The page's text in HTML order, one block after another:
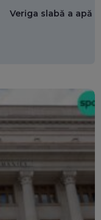
Veriga slabă a